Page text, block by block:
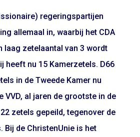
regeringspartijen
allemaal in, waarbij het CDA
laag zetelaantal van 3 wordt
heeft nu 15 Kamerzetels. D66
in de Tweede Kamer nu
VVD, al jaren de grootste in de
zetels gepeild, tegenover de
Bij de ChristenUnie is het